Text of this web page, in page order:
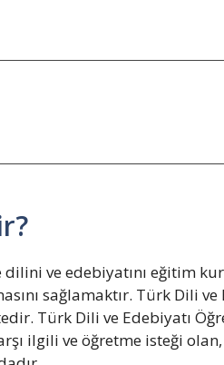
ve edebiyatını eğitim
sağlamaktır. Türk Dili
Türk Dili ve Edebiyatı
ilgili ve öğretme isteği